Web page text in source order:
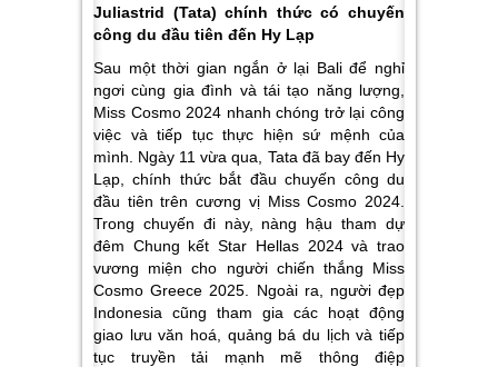
Juliastrid (Tata) chính thức có chuyến
công du đầu tiên đến Hy Lạp
Sau một thời gian ngắn ở lại Bali để nghỉ
ngơi cùng gia đình và tái tạo năng lượng,
Miss Cosmo 2024 nhanh chóng trở lại công
việc và tiếp tục thực hiện sứ mệnh của
mình. Ngày 11 vừa qua, Tata đã bay đến Hy
Lạp, chính thức bắt đầu chuyến công du
đầu tiên trên cương vị Miss Cosmo 2024.
Trong chuyến đi này, nàng hậu tham dự
đêm Chung kết Star Hellas 2024 và trao
vương miện cho người chiến thắng Miss
Cosmo Greece 2025. Ngoài ra, người đẹp
Indonesia cũng tham gia các hoạt động
giao lưu văn hoá, quảng bá du lịch và tiếp
tục truyền tải mạnh mẽ thông điệp